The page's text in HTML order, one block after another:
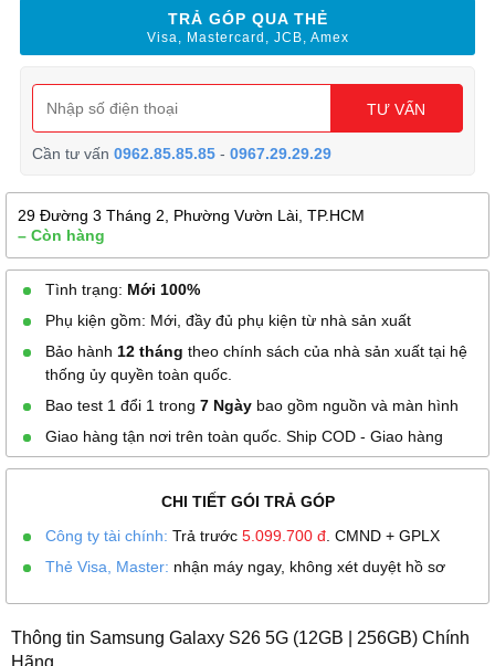
TRẢ GÓP QUA THẺ
Visa, Mastercard, JCB, Amex
TƯ VẤN
Cần tư vấn0962.85.85.85 -0967.29.29.29
29 Đường 3 Tháng 2, Phường Vườn Lài, TP.HCM
– Còn hàng
Tình trạng: Mới 100%
Phụ kiện gồm: Mới, đầy đủ phụ kiện từ nhà sản xuất
Bảo hành 12 tháng theo chính sách của nhà sản xuất tại hệ
thống ủy quyền toàn quốc.
Bao test 1 đổi 1 trong 7 Ngày bao gồm nguồn và màn hình
Giao hàng tận nơi trên toàn quốc. Ship COD - Giao hàng
CHI TIẾT GÓI TRẢ GÓP
Công ty tài chính: Trả trước 5.099.700 đ . CMND + GPLX
Thẻ Visa, Master: nhận máy ngay, không xét duyệt hồ sơ
Thông tin Samsung Galaxy S26 5G (12GB | 256GB) Chính
Hãng